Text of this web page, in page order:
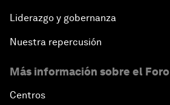
Liderazgo y gobernanza
Nuestra repercusión
Más información sobre el Foro
Centros